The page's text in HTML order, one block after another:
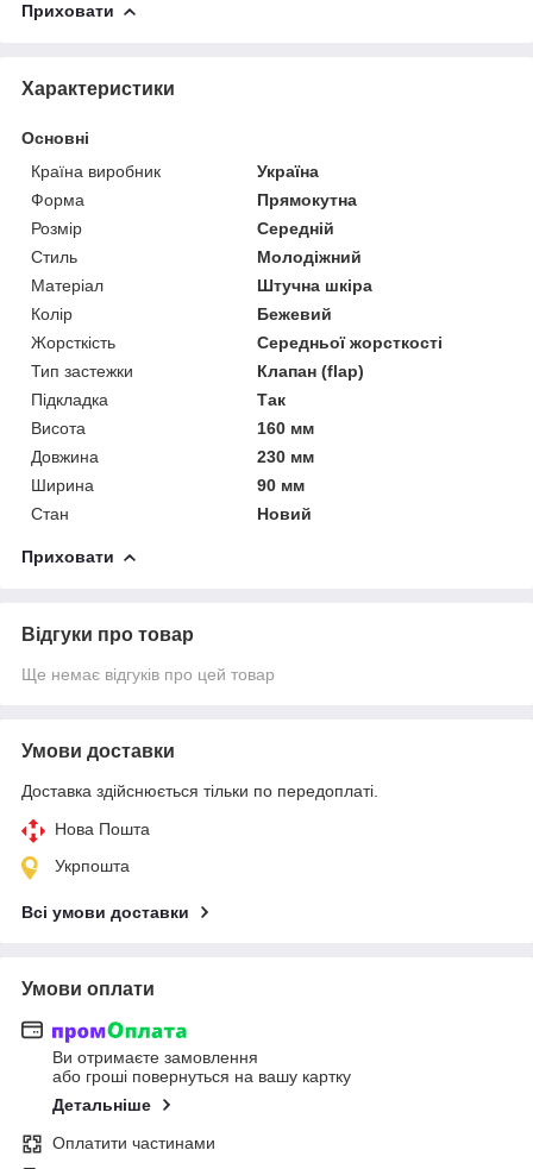
Приховати
Характеристики
Основні
Країна виробник
Україна
Форма
Прямокутна
Розмір
Середній
Стиль
Молодіжний
Матеріал
Штучна шкіра
Колір
Бежевий
Жорсткість
Середньої жорсткості
Тип застежки
Клапан (flap)
Підкладка
Так
Висота
160 мм
Довжина
230 мм
Ширина
90 мм
Стан
Новий
Приховати
Відгуки про товар
Ще немає відгуків про цей товар
Умови доставки
Доставка здійснюється тільки по передоплаті.
Нова Пошта
Укрпошта
Всі умови доставки
Умови оплати
Ви отримаєте замовлення
або гроші повернуться на вашу картку
Детальніше
Оплатити частинами